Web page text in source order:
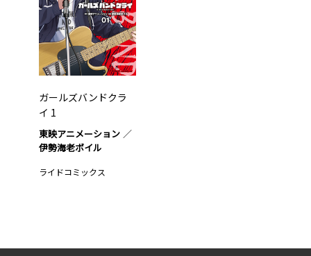
ガールズバンドクラ
イ 1
東映アニメーション
伊勢海老ボイル
ライドコミックス